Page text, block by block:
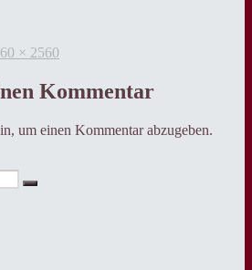
× 2560
Kommentar
um einen Kommentar abzugeben.
Suche